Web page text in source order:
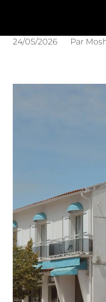
24/05/2026 Par